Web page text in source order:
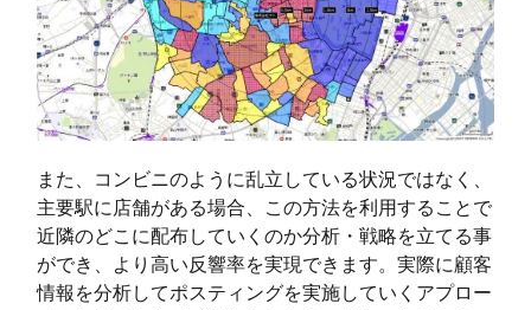
また、コンビニのように乱立している状況ではなく、
主要駅に店舗がある場合、この方法を利用することで
近隣のどこに配布していくのか分析・戦略を立てる事
ができ、より高い反響率を実現できます。実際に顧客
情報を分析してポスティングを実施していくアプロー